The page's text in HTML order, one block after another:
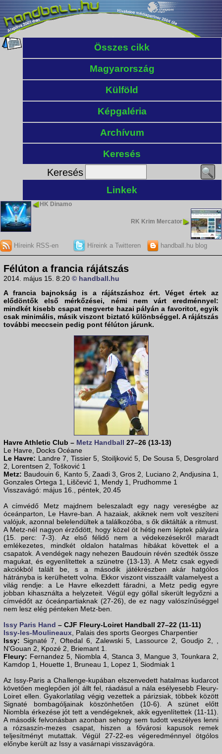
Összes cikk
Magyarország
Külföld
Képgaléria
Archívum
Keresés
Keresés
Linkek
HK Dinamo
RK Krim Mercator
Híreink RSS-en Híreink a Twitteren handball.hu blog
Félúton a francia rájátszás
2014. május 15. 8:20 © handball.hu
A francia bajnokság is a rájátszáshoz ért. Véget értek az
elődöntők első mérkőzései, némi nem várt eredménnyel:
mindkét kisebb csapat megverte hazai pályán a favoritot, egyik
csak minimális, másik viszont biztató különbséggel. A rájátszás
további meccsein pedig pont félúton járunk.
Havre Athletic Club – Metz Handball 27–26 (13-13)
Le Havre, Docks Océane
Le Havre: Landre 7, Tissier 5, Stoiljković 5, De Sousa 5, Desgrolard
2, Lorentsen 2, Tošković 1
Metz: Baudouin 6, Kanto 5, Zaadi 3, Gros 2, Luciano 2, Andjusina 1,
Gonzales Ortega 1, Liščević 1, Mendy 1, Prudhomme 1
Visszavágó: május 16., péntek, 20.45
A címvédő Metz majdnem beleszaladt egy nagy vereségbe az
óceánparton, Le Havre-ban. A hazaiak, akiknek nem volt veszíteni
valójuk, azonnal belelendültek a találkozóba, s ők diktálták a ritmust.
A Metz-nél nagyon érződött, hogy közel öt hétig nem léptek pályára
(15. perc: 7-3). Az első félidő nem a védekezésekről maradt
emlékezetes, mindkét oldalon hatalmas hibákat követtek el a
csapatok. A vendégek nagy nehezen Baudouin révén szedték össze
magukat, és egyenlítettek a szünetre (13-13). A Metz csak egyedi
akciókból talált be, s a második játékrészben akár hatgólos
hátrányba is kerülhetett volna. Ekkor viszont visszaállt valamelyest a
világ rendje: a Le Havre elkezdett fáradni, a Metz pedig egyre
jobban kihasználta a helyzeteit. Végül egy góllal sikerült legyőzni a
címvédőt az óceánpartiaknak (27-26), de ez nagy valószínűséggel
nem lesz elég pénteken Metz-ben.
Issy Paris Hand – CJF Fleury-Loiret Handball 27–22 (11-11)
Issy-les-Moulineaux, Palais des sports Georges Charpentier
Issy: Signaté 7, Oftedal 6, Zalewski 5, Lassource 2, Goudjo 2, ,
N'Gouan 2, Kpozé 2, Briemant 1.
Fleury: Fernandez 5, Niombla 4, Stanca 3, Mangue 3, Tounkara 2,
Kamdop 1, Houette 1, Bruneau 1, Lopez 1, Siodmiak 1
Az Issy-Paris a Challenge-kupában elszenvedett hatalmas kudarcot
követően meglepően jól állt fel, ráadásul a nála esélyesebb Fleury-
Loiret ellen. Gyakorlatilag végig vezettek a párizsiak, többek között
Signaté bombagóljainak köszönhetően (10-6). A szünet előtt
Niombla érkezése jót tett a vendégeknek, akik egyenlítettek (11-11).
A második felvonásban azonban sehogy sem tudott veszélyes lenni
a rózsaszín-mezes csapat, hiszen a fővárosi kapusok remek
teljesítményt mutattak. Végül 27-22-es végeredménnyel ötgólos
előnybe került az Issy a vasárnapi visszavágóra.